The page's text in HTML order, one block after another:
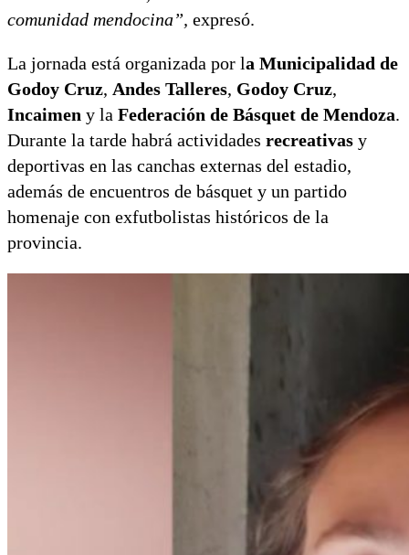
comunidad mendocina”, expresó.
La jornada está organizada por la Municipalidad de
Godoy Cruz, Andes Talleres, Godoy Cruz,
Incaimen y la Federación de Básquet de Mendoza.
Durante la tarde habrá actividades recreativas y
deportivas en las canchas externas del estadio,
además de encuentros de básquet y un partido
homenaje con exfutbolistas históricos de la
provincia.